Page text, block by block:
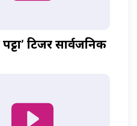
टिजर सार्वजनिक